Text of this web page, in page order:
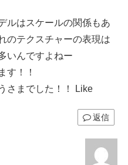
ルはスケールの関係もあ
のテクスチャーの表現は
いんですよねー
す！！
さまでした！！ Like
返信